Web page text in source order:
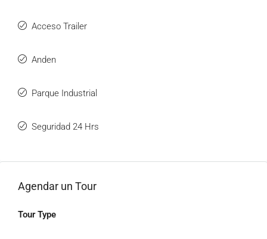
Acceso Trailer
Anden
Parque Industrial
Seguridad 24 Hrs
Agendar un Tour
Tour Type